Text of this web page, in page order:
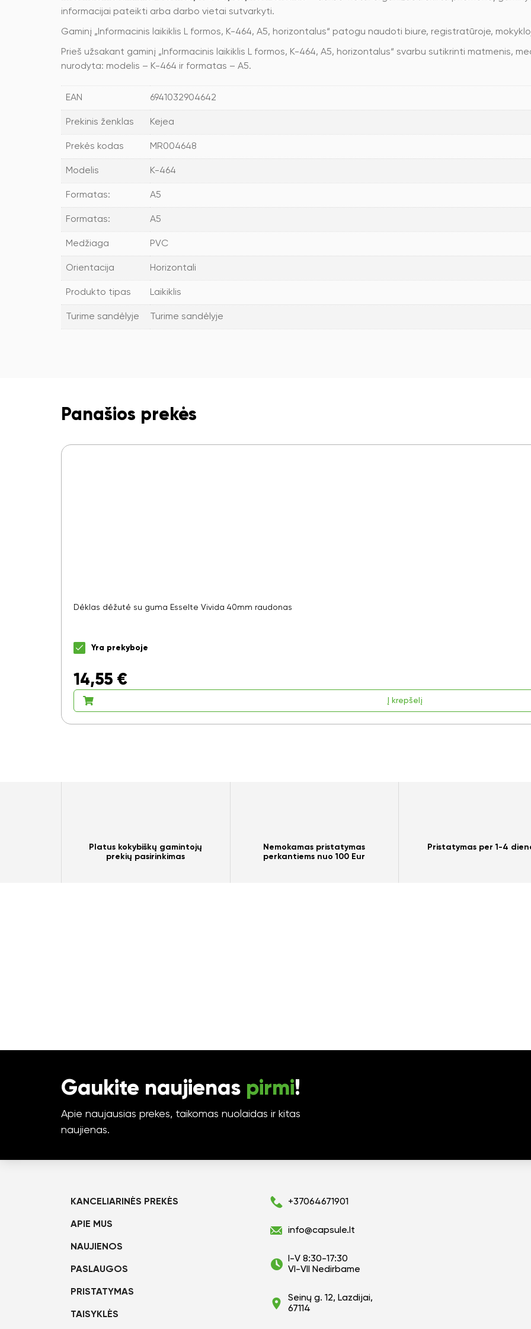
informacijai pateikti arba darbo vietai sutvarkyti.
Gaminį „Informacinis laikiklis L formos, K-464, A5, horizontalus“ patogu naudoti biure, registratūroje,
Prieš užsakant gaminį „Informacinis laikiklis L formos, K-464, A5, horizontalus“ svarbu sutikrinti matmenis,
nurodyta: modelis – K-464 ir formatas – A5.
EAN 6941032904642
Prekinis ženklas Kejea
Prekės kodas MR004648
Modelis K-464
Formatas: A5
Formatas: A5
Medžiaga PVC
Orientacija Horizontali
Produkto tipas Laikiklis
Turime sandėlyje Turime sandėlyje
Panašios prekės
Dėklas dėžutė su guma Esselte Vivida 40mm raudonas
Yra prekyboje
14,55 €
Į krepšelį
Platus kokybiškų gamintojų
prekių pasirinkimas
Nemokamas pristatymas
perkantiems nuo 100 Eur
Pristatymas per 1-4
Gaukite naujienas pirmi!
Apie naujausias prekes, taikomas nuolaidas ir kitas
naujienas.
KANCELIARINĖS PREKĖS
APIE MUS
NAUJIENOS
PASLAUGOS
PRISTATYMAS
TAISYKLĖS
+37064671901
info@capsule.lt
I-V 8:30-17:30
VI-VII Nedirbame
Seinų g. 12, Lazdijai,
67114